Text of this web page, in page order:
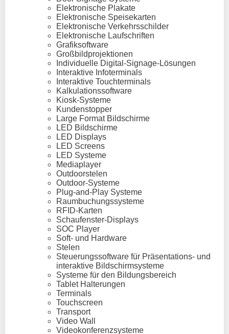
Elektronische Plakate
Elektronische Speisekarten
Elektronische Verkehrsschilder
Elektronische Laufschriften
Grafiksoftware
Großbildprojektionen
Individuelle Digital-Signage-Lösungen
Interaktive Infoterminals
Interaktive Touchterminals
Kalkulationssoftware
Kiosk-Systeme
Kundenstopper
Large Format Bildschirme
LED Bildschirme
LED Displays
LED Screens
LED Systeme
Mediaplayer
Outdoorstelen
Outdoor-Systeme
Plug-and-Play Systeme
Raumbuchungssysteme
RFID-Karten
Schaufenster-Displays
SOC Player
Soft- und Hardware
Stelen
Steuerungssoftware für Präsentations- und
interaktive Bildschirmsysteme
Systeme für den Bildungsbereich
Tablet Halterungen
Terminals
Touchscreen
Transport
Video Wall
Videokonferenzsysteme